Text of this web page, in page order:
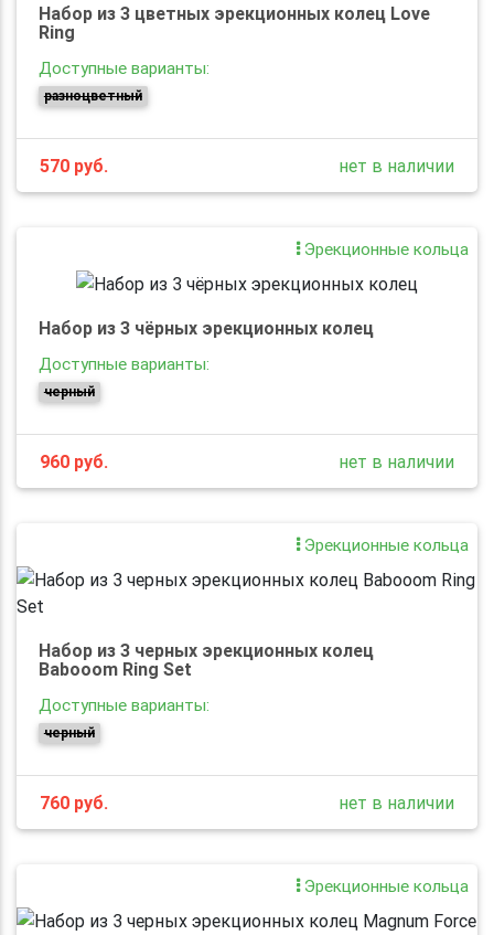
Набор из 3 цветных эрекционных колец Love
Ring
Доступные варианты:
разноцветный
570 руб. нет в наличии
Эрекционные кольца
Набор из 3 чёрных эрекционных колец
Доступные варианты:
черный
960 руб. нет в наличии
Эрекционные кольца
Набор из 3 черных эрекционных колец
Babooom Ring Set
Доступные варианты:
черный
760 руб. нет в наличии
Эрекционные кольца